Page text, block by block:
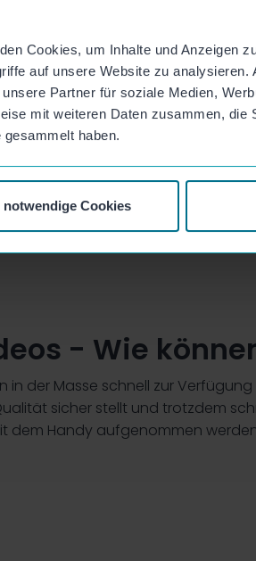
Cookies, um Inhalte und Anzeigen
auf unsere Website zu
Partner für soziale Medien,
mit weiteren Daten zusammen,
gesammelt haben.
notwendige Cookies
- Wie
in der Masse schnell zur
sicher stellt und trotzdem
dem Handy aufgenommen